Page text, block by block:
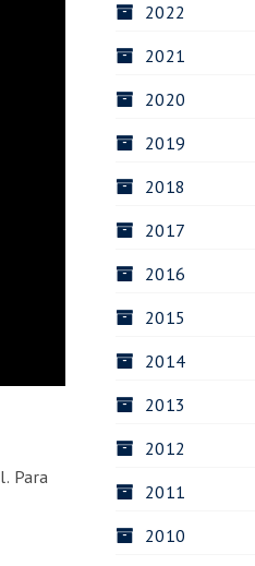
Para
2022
2021
2020
2019
2018
2017
2016
2015
2014
2013
2012
2011
2010